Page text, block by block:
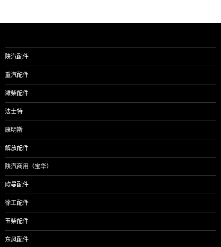
导
陕汽配件
重汽配件
潍柴配件
法士特
康明斯
解放配件
陕汽商用（宝华）
欧曼配件
徐工配件
玉柴配件
东风配件